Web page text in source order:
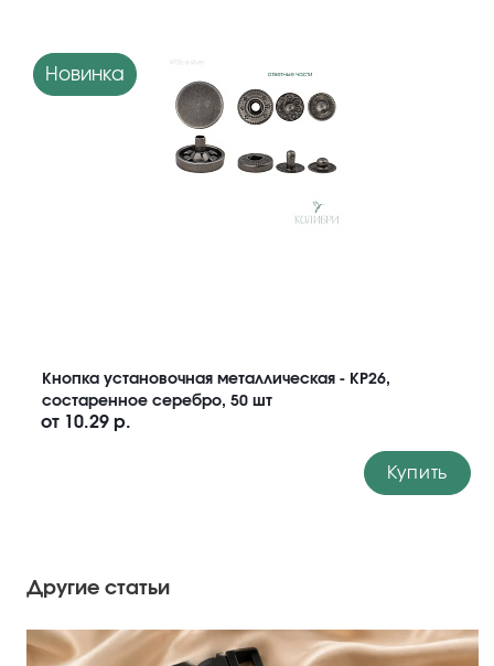
Новинка
Кнопка установочная металлическая - KP26,
состаренное серебро, 50 шт
от 10.29 р.
Купить
Другие статьи